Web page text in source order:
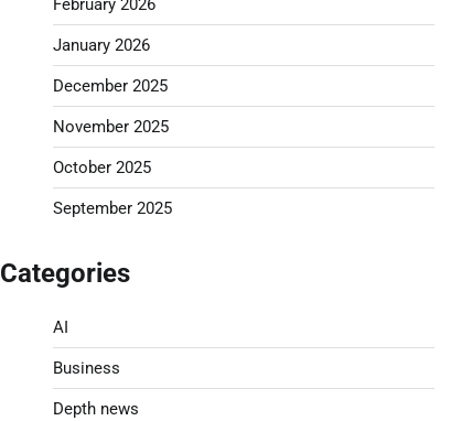
February 2026
January 2026
December 2025
November 2025
October 2025
September 2025
Categories
AI
Business
Depth news